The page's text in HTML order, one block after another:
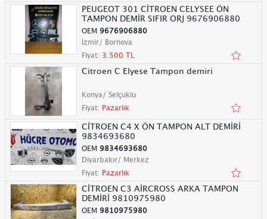
PEUGEOT 301 CİTROEN CELYSEE ÖN
TAMPON DEMİR SIFIR ORJ 9676906880
OEM 9676906880
İzmir/ Bornova
Fiyat: 3.500 TL
Citroen C Elyese Tampon demiri
Konya/ Selçuklu
Fiyat: Pazarlık
CİTROEN C4 X ÖN TAMPON ALT DEMİRİ
9834693680
OEM 9834693680
Diyarbakır/ Merkez
Fiyat: Pazarlık
CİTROEN C3 AİRCROSS ARKA TAMPON
DEMİRİ 9810975980
OEM 9810975980